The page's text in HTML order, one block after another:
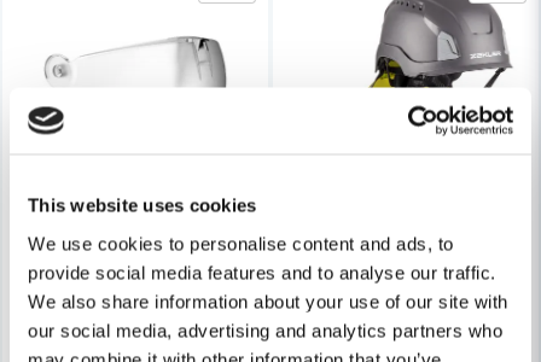
This website uses cookies
We use cookies to personalise content and ads, to
provide social media features and to analyse our traffic.
We also share information about your use of our site with
our social media, advertising and analytics partners who
Skicka fråga
ZEKLER
Zekler Zone Visirskydd
580 kr
348 kr
ZEKLER
Zekler Zone Nackskydd
531 kr
434 kr